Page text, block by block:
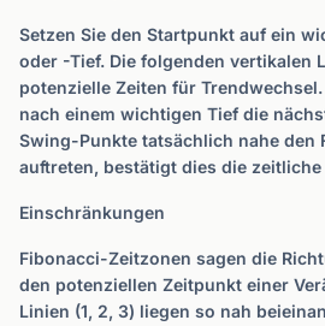
Setzen Sie den Startpunkt auf ein
oder -Tief. Die folgenden vertikalen
potenzielle Zeiten für Trendwechsel.
nach einem wichtigen Tief die
Swing-Punkte tatsächlich nahe den
auftreten, bestätigt dies die
Einschränkungen
Fibonacci-Zeitzonen sagen die
den potenziellen Zeitpunkt einer
Linien (1, 2, 3) liegen so nah